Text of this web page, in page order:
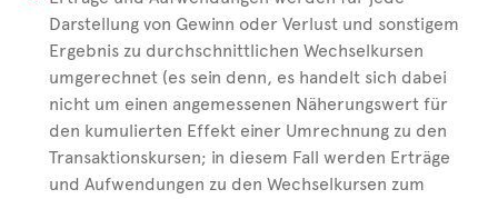
Darstellung von Gewinn oder Verlust und sonstigem
Ergebnis zu durchschnittlichen Wechselkursen
umgerechnet (es sein denn, es handelt sich dabei
nicht um einen angemessenen Näherungswert für
den kumulierten Effekt einer Umrechnung zu den
Transaktionskursen; in diesem Fall werden Erträge
und Aufwendungen zu den Wechselkursen zum